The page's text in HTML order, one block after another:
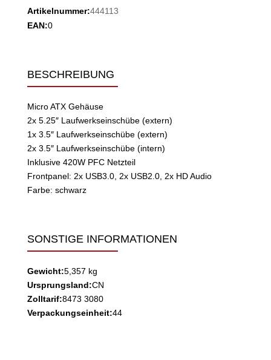
Artikelnummer:444113
EAN:0
BESCHREIBUNG
Micro ATX Gehäuse
2x 5.25″ Laufwerkseinschübe (extern)
1x 3.5″ Laufwerkseinschübe (extern)
2x 3.5″ Laufwerkseinschübe (intern)
Inklusive 420W PFC Netzteil
Frontpanel: 2x USB3.0, 2x USB2.0, 2x HD Audio
Farbe: schwarz
SONSTIGE INFORMATIONEN
Gewicht:5,357 kg
Ursprungsland:CN
Zolltarif:8473 3080
Verpackungseinheit:44